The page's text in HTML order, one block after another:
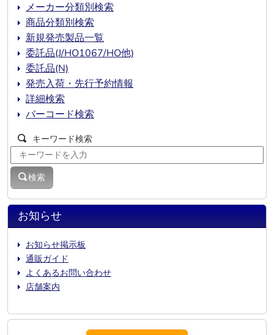
お知らせ
お知らせ掲示板
通販ガイド
よくあるお問い合わせ
店舗案内
メーカー分類別検索
商品分類別検索
新規発売製品一覧
委託品(J/HO1067/HO他)
委託品(N)
発売入荷・先行予約情報
詳細検索
バーコード検索
キーワード検索
検索